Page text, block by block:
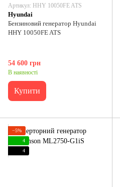
Артикул: HHY 10050FE ATS
Hyundai
Бензиновий генератор Hyundai
HHY 10050FE ATS
54 600 грн
В наявності
Купити
−5%
4
4